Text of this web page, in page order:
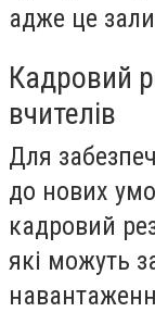
адже це
Кадровий
вчителів
Для
до нових
кадровий
які можуть